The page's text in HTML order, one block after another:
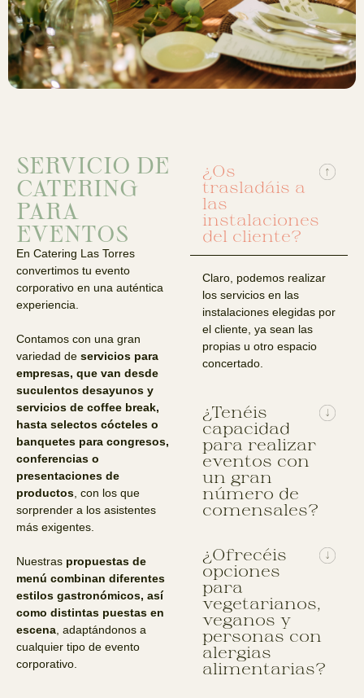
SERVICIO DE
CATERING
PARA
EVENTOS
En Catering Las Torres
convertimos tu evento
corporativo en una auténtica
experiencia.
Contamos con una gran
variedad de servicios para
empresas, que van desde
suculentos desayunos y
servicios de coffee break,
hasta selectos cócteles o
banquetes para congresos,
conferencias o
presentaciones de
productos , con los que
sorprender a los asistentes
más exigentes.
Nuestras propuestas de
menú combinan diferentes
estilos gastronómicos, así
como distintas puestas en
escena , adaptándonos a
cualquier tipo de evento
corporativo.
¿Os
trasladáis a
las
instalaciones
del cliente?
Claro, podemos realizar
los servicios en las
instalaciones elegidas por
el cliente, ya sean las
propias u otro espacio
concertado.
¿Tenéis
capacidad
para realizar
eventos con
un gran
número de
comensales?
¿Ofrecéis
opciones
para
vegetarianos,
veganos y
personas con
alergias
alimentarias?